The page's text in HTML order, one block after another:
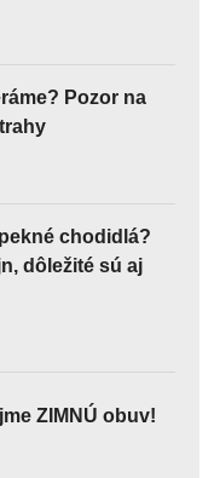
Pozor na
chodidlá?
dôležité sú aj
ZIMNÚ obuv!